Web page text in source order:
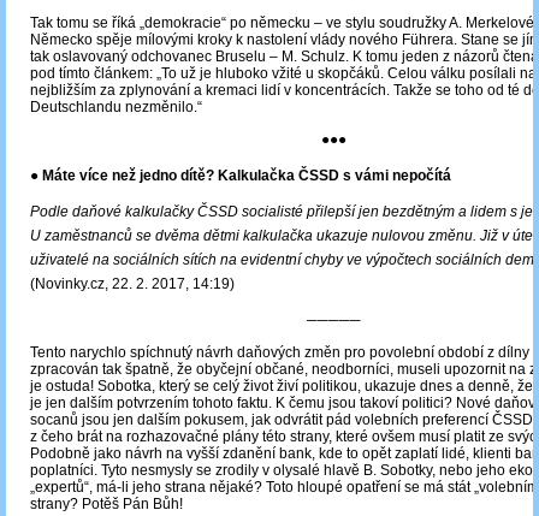
Tak tomu se říká „demokracie“ po německu – ve stylu soudružky A.
Německo spěje mílovými kroky k nastolení vlády nového Führera. Stane se
tak oslavovaný odchovanec Bruselu – M. Schulz. K tomu jeden z názorů
pod tímto článkem: „To už je hluboko vžité u skopčáků. Celou válku posílali
nejbližším za zplynování a kremaci lidí v koncentrácích. Takže se toho od té
Deutschlandu nezměnilo.“
●●●
● Máte více než jedno dítě? Kalkulačka ČSSD s vámi nepočítá
Podle daňové kalkulačky ČSSD socialisté přilepší jen bezdětným a lidem s
U zaměstnanců se dvěma dětmi kalkulačka ukazuje nulovou změnu. Již v
uživatelé na sociálních sítích na evidentní chyby ve výpočtech sociálních
(Novinky.cz, 22. 2. 2017, 14:19)
─────
Tento narychlo spíchnutý návrh daňových změn pro povolební období z dílny
zpracován tak špatně, že obyčejní občané, neodborníci, museli upozornit na
je ostuda! Sobotka, který se celý život živí politikou, ukazuje dnes a denně, že
je jen dalším potvrzením tohoto faktu. K čemu jsou takoví politici? Nové
socanů jsou jen dalším pokusem, jak odvrátit pád volebních preferencí
z čeho brát na rozhazovačné plány této strany, které ovšem musí platit ze
Podobně jako návrh na vyšší zdanění bank, kde to opět zaplatí lidé, klienti
poplatníci. Tyto nesmysly se zrodily v olysalé hlavě B. Sobotky, nebo jeho
„expertů“, má-li jeho strana nějaké? Toto hloupé opatření se má stát
strany? Potěš Pán Bůh!